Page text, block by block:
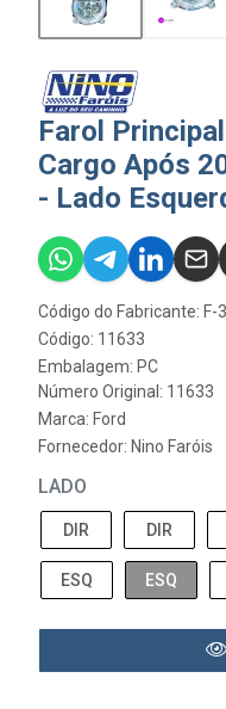
Farol
Cargo Após
- Lado
Código do Fabricante: F-
Código: 11633
Embalagem: PC
Número Original: 11633
Marca: Ford
Fornecedor: Nino Faróis
LADO
DIR DIR
ESQ ESQ